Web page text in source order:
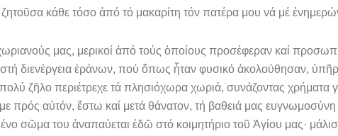
κάθε τόσο ἀπό τό μακαρίτη τόν πατέρα μου νά μέ
μας, μερικοί ἀπό τούς ὁποίους προσέφεραν καί
διενέργεια ἐράνων, πού ὅ­πως ἦταν φυσικό ἀκολούθησαν,
ζῆλο περιέτρεχε τά πλησιόχωρα χωριά, συνάζοντας χρήματα
πρός αὐτόν, ἔστω καί μετά θάνατον, τή βαθειά μας
σῶμα του ἀναπαύεται ἐδῶ στό κοιμητήριο τοῦ Ἁγίου μας·